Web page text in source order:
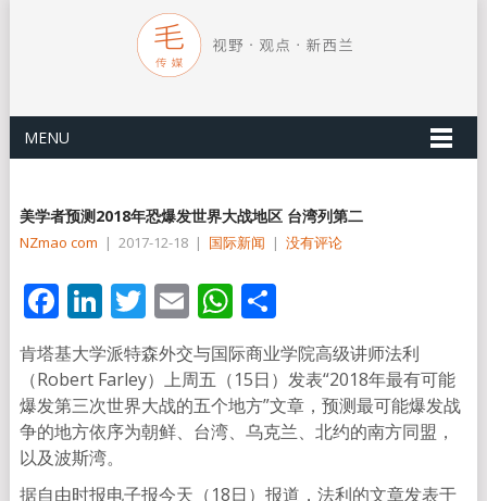
MENU
美学者预测2018年恐爆发世界大战地区 台湾列第二
NZmao com | 2017-12-18 | 国际新闻 | 没有评论
Facebook
LinkedIn
Twitter
EmailWhatsApp
分
享
肯塔基大学派特森外交与国际商业学院高级讲师法利
（Robert Farley）上周五（15日）发表“2018年最有可能
爆发第三次世界大战的五个地方”文章，预测最可能爆发战
争的地方依序为朝鲜、台湾、乌克兰、北约的南方同盟，
以及波斯湾。
据自由时报电子报今天（18日）报道，法利的文章发表于